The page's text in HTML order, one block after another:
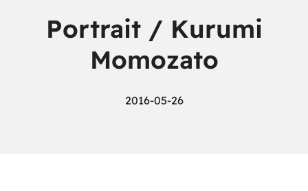
Portrait / Kurumi
Momozato
2016-05-26